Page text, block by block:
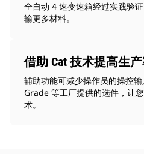
全自动 4 速变速箱经过实践验
输更多材料。
借助 Cat 技术提高生
辅助功能可减少操作员的操控
Grade 等工厂提供的选件，让
术。